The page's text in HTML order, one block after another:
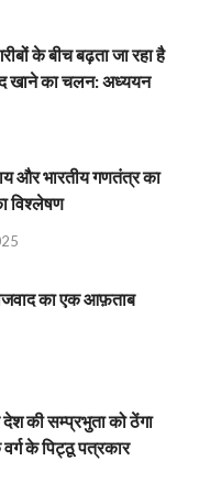
के बीच बढ़ता जा रहा है
खाने का चलन: अध्ययन
और भारतीय गणतंत्र का
विश्लेषण
का एक आफ़ताब
की सम्प्रभुता को ठेंगा
के पिट्ठू पत्रकार